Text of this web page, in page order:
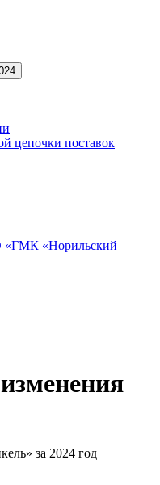
цепочки поставок
«ГМК «Норильский
за 2024 год